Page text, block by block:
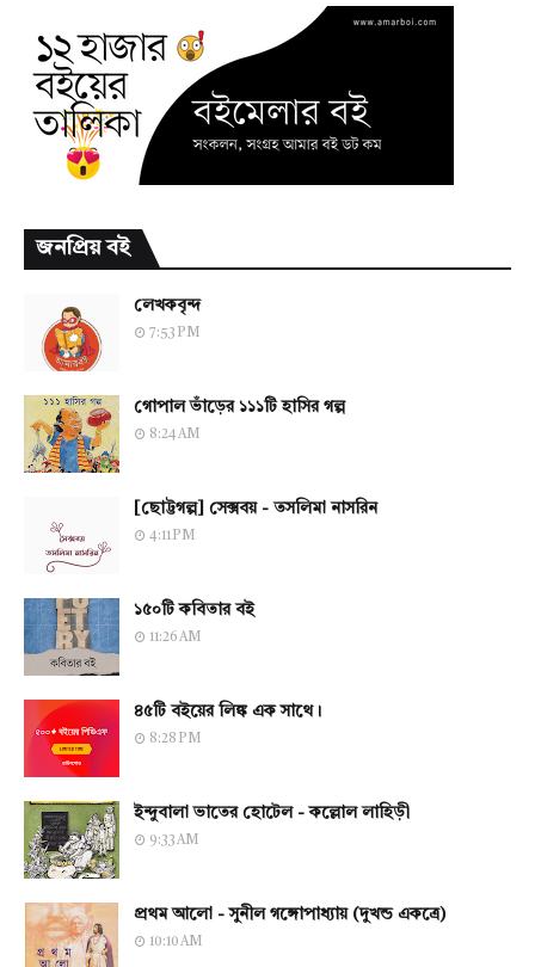
জনপ্রিয় বই
লেখকবৃন্দ
7:53 PM
গোপাল ভাঁড়ের ১১১টি হাসির গল্প
8:24 AM
[ছোট্টগল্প] সেক্সবয় - তসলিমা নাসরিন
4:11 PM
১৫০টি কবিতার বই
11:26 AM
৪৫টি বইয়ের লিঙ্ক এক সাথে।
8:28 PM
ইন্দুবালা ভাতের হোটেল - কল্লোল লাহিড়ী
9:33 AM
প্রথম আলো - সুনীল গঙ্গোপাধ্যায় (দুখন্ড একত্রে)
10:10 AM